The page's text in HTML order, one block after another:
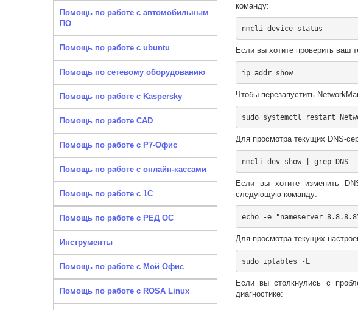
Помощь по работе с автомобильным
ПО
Помощь по работе с ubuntu
Помощь по сетевому оборудованию
Помощь по работе с Kaspersky
Помощь по работе CAD
Помощь по работе с Р7-Офис
Помощь по работе с онлайн-кассами
Помощь по работе с 1С
Помощь по работе с РЕД ОС
Инструменты
Помощь по работе с Мой Офис
Помощь по работе с ROSA Linux
команду:
Если вы хотите проверить ваш
ip addr show
Чтобы перезапустить
Для просмотра текущих DNS-
nmcli dev show | grep DNS
Если вы хотите изменить
следующую команду:
Для просмотра текущих
Если вы столкнулись с
диагностике: